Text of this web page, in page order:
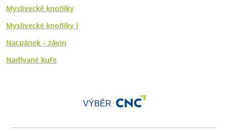
Myslivecké knoflíky
Myslivecké knoflíky I
Nacpánek – závin
Nadívané kuře
VÝBĚR